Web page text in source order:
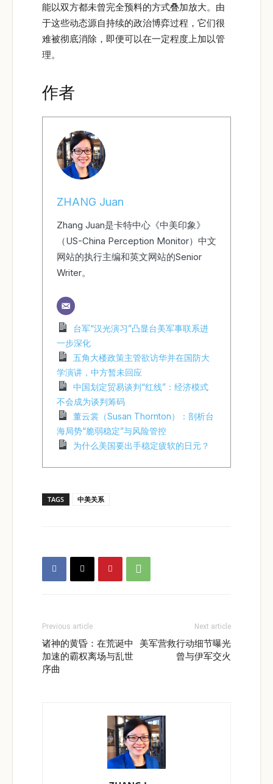
能以双方都未曾完全预料的方式叠加放大。由
于这些动态源自持续的政治博弈过程，它们很
难被彻底消除，即便可以在一定程度上加以管
理。
作者
ZHANG Juan
Zhang Juan是卡特中心《中美印象》
（US-China Perception Monitor）中文
网站的执行主编和英文网站的Senior
Writer。
台军“汉光演习”凸显台美军事联系进
一步深化
五角大楼政策主管欲访华并在国防大
学演讲，中方暂未回应
中国划定贸易谈判“红线”：经济模式
不会成为谈判筹码
董云裳（Susan Thornton）：剖析台
海局势“脆弱稳定”与风险管控
为什么美国要出手稳定疲软的日元？
TAGS 中美关系
Previous article
诸神的黄昏：在荒诞中
加速的霸权离场与乱世
序曲
Next article
美军营救行动细节曝光
曾与伊军交火